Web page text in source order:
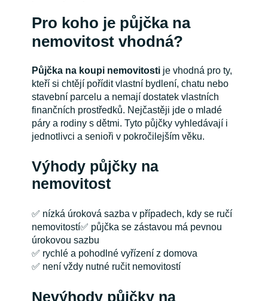
Pro koho je půjčka na
nemovitost vhodná?
Půjčka na koupi nemovitostije vhodná pro ty,
kteří si chtějí pořídit vlastní bydlení, chatu nebo
stavební parcelu a nemají dostatek vlastních
finančních prostředků. Nejčastěji jde o mladé
páry a rodiny s dětmi. Tyto půjčky vyhledávají i
jednotlivci a senioři v pokročilejším věku.
Výhody půjčky na
nemovitost
✅ nízká úroková sazba v případech, kdy se ručí
nemovitostí✅ půjčka se zástavou má pevnou
úrokovou sazbu
✅ rychlé a pohodlné vyřízení z domova
✅ není vždy nutné ručit nemovitostí
Nevýhody půjčky na